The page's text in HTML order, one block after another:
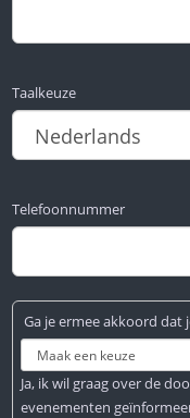
Taalkeuze
Telefoonnummer
Ga je ermee akkoord
Ja, ik wil graag over de
evenementen